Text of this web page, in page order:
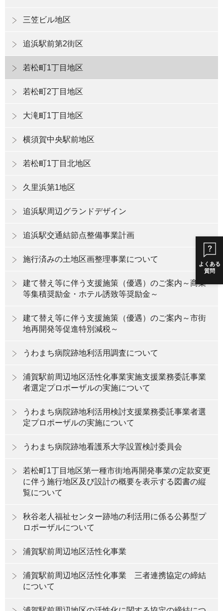
よくある
質問
三笠ビル地区
追浜駅前第2街区
若松町1丁目地区
若松町2丁目地区
大滝町1丁目地区
横須賀中央駅前地区
若松町1丁目北地区
久里浜第1地区
追浜駅周辺グランドデザイン
追浜駅交通結節点整備事業計画
施行済みの土地区画整理事業について
建て替え等に伴う支援施策（優遇）のご案内～商業
等集積奨励金・ホテル誘致等奨励金～
建て替え等に伴う支援施策（優遇）のご案内～市街
地再開発等促進特別減税～
うわまち病院跡地利活用調査について
浦賀駅前周辺地区活性化事業実施支援業務委託事業
者選定プロポーザルの実施について
うわまち病院跡地利活用検討支援業務委託事業者選
定プロポーザルの実施について
うわまち病院跡地看護系大学設置検討委員会
若松町1丁目地区第一種市街地再開発事業の定款変更
に伴う施行地区及び設計の概要を表示する図書の縦
覧について
秋谷老人福祉センター跡地の利活用に係る公募型プ
ロポーザルについて
浦賀駅前周辺地区活性化事業
浦賀駅前周辺地区活性化事業 三者連携協定の締結
について